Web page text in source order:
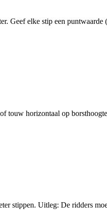
Geef elke stip een
touw horizontaal op
stippen. Uitleg: De ridders